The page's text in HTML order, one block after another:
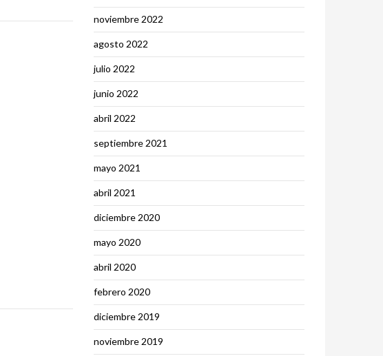
noviembre 2022
agosto 2022
julio 2022
junio 2022
abril 2022
septiembre 2021
mayo 2021
abril 2021
diciembre 2020
mayo 2020
abril 2020
febrero 2020
diciembre 2019
noviembre 2019